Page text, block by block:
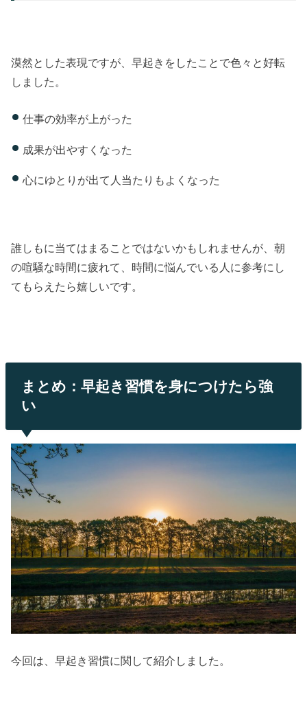
漠然とした表現ですが、早起きをしたことで色々と好転
しました。
仕事の効率が上がった
成果が出やすくなった
心にゆとりが出て人当たりもよくなった
誰しもに当てはまることではないかもしれませんが、朝
の喧騒な時間に疲れて、時間に悩んでいる人に参考にし
てもらえたら嬉しいです。
まとめ：早起き習慣を身につけたら強
い
今回は、早起き習慣に関して紹介しました。